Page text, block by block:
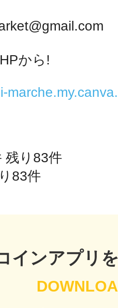
から!
残り83件
83件
インアプリ
らせ
ヘルプ
プライバシーポ
Inc.All